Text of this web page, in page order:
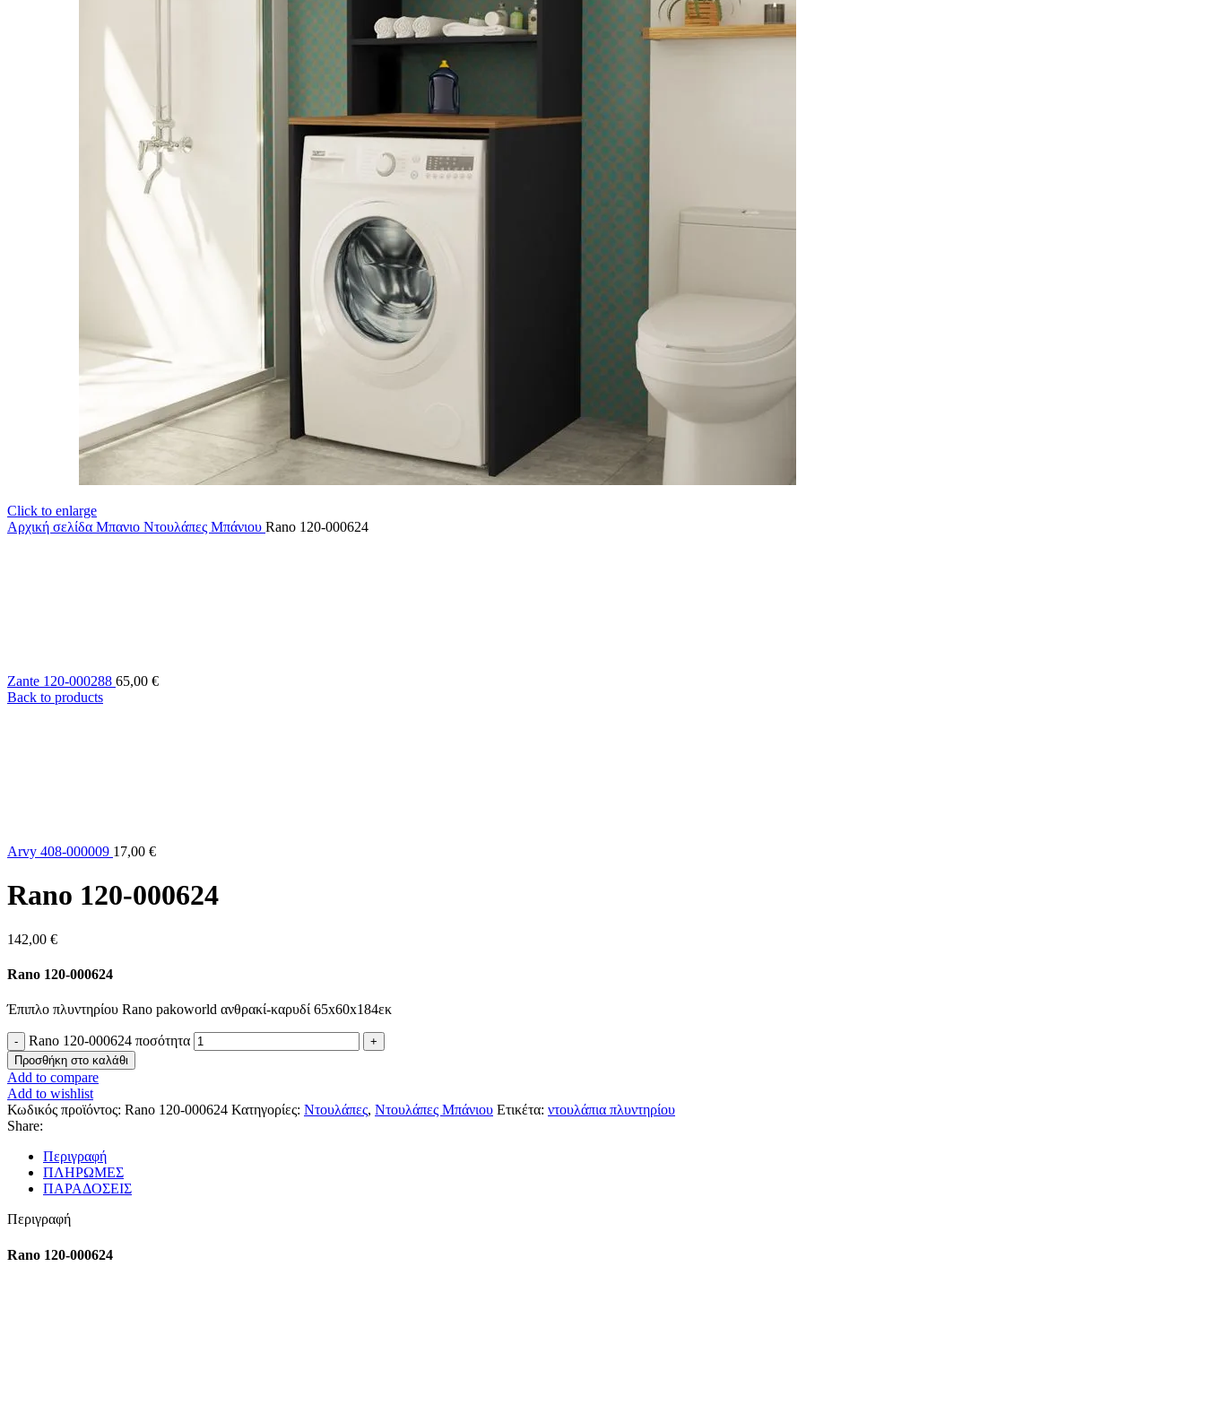
Click to enlarge
Αρχική σελίδα Μπανιο Ντουλάπες Μπάνιου Rano 120-000624
Zante 120-000288 65,00 €
Back to products
Arvy 408-000009 17,00 €
Rano 120-000624
142,00 €
Rano 120-000624
Έπιπλο πλυντηρίου Rano pakoworld ανθρακί-καρυδί 65x60x184εκ
Rano 120-000624 ποσότητα
Προσθήκη στο καλάθι
Add to compare
Add to wishlist
Κωδικός προϊόντος: Rano 120-000624 Κατηγορίες: Ντουλάπες, Ντουλάπες Μπάνιου Ετικέτα: ντουλάπια πλυντηρίου
Share:
Περιγραφή
ΠΛΗΡΩΜΕΣ
ΠΑΡΑΔΟΣΕΙΣ
Περιγραφή
Rano 120-000624